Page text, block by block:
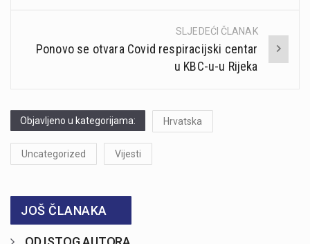
SLJEDEĆI ČLANAK
Ponovo se otvara Covid respiracijski centar
u KBC-u-u Rijeka
Objavljeno u kategorijama: Hrvatska
Uncategorized Vijesti
JOŠ ČLANAKA